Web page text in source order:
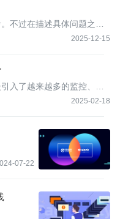
2025-12-15
不过在描述具体问题之
2025-02-18
入了越来越多的监控、可
、商业的，通用的、特定
07-22